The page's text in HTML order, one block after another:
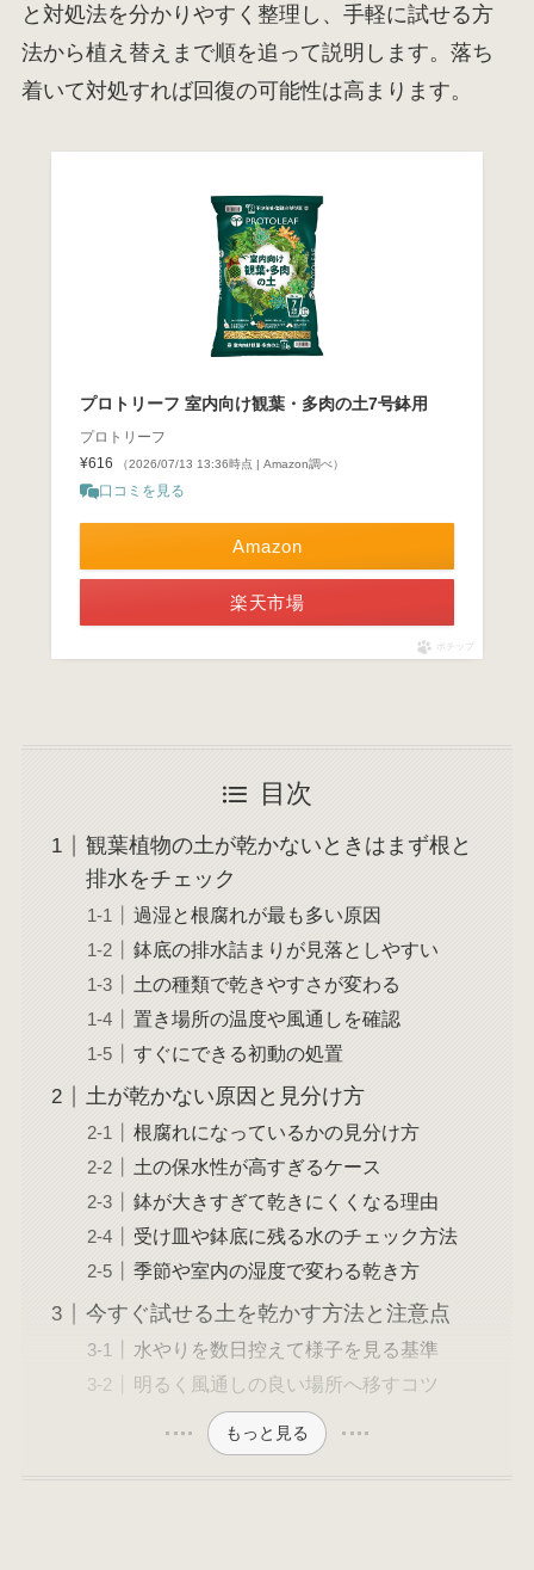
と対処法を分かりやすく整理し、手軽に試せる方
法から植え替えまで順を追って説明します。落ち
着いて対処すれば回復の可能性は高まります。
プロトリーフ 室内向け観葉・多肉の土7号鉢用
プロトリーフ
¥616
（2026/07/13 13:36時点 | Amazon調べ）
口コミを見る
Amazon
楽天市場
ポチップ
目次
観葉植物の土が乾かないときはまず根と
排水をチェック
過湿と根腐れが最も多い原因
鉢底の排水詰まりが見落としやすい
土の種類で乾きやすさが変わる
置き場所の温度や風通しを確認
すぐにできる初動の処置
土が乾かない原因と見分け方
根腐れになっているかの見分け方
土の保水性が高すぎるケース
鉢が大きすぎて乾きにくくなる理由
受け皿や鉢底に残る水のチェック方法
季節や室内の湿度で変わる乾き方
今すぐ試せる土を乾かす方法と注意点
水やりを数日控えて様子を見る基準
明るく風通しの良い場所へ移すコツ
もっと見る